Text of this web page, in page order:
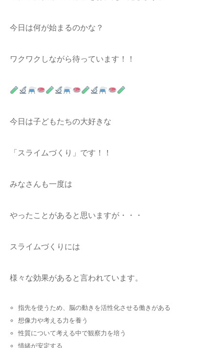
今日は何が始まるのかな？
ワクワクしながら待っています！！
今日は子どもたちの大好きな
「スライムづくり」です！！
みなさんも一度は
やったことがあると思いますが・・・
スライムづくりには
様々な効果があると言われています。
指先を使うため、脳の動きを活性化させる働きがある
想像力や考える力を養う
性質について考える中で観察力を培う
情緒が安定する